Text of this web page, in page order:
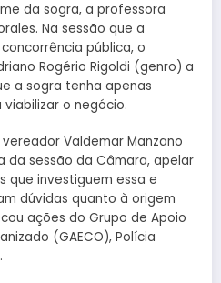
da sogra, a professora
Na sessão que a
pública, o
Rogério Rigoldi (genro) a
a sogra tenha apenas
o negócio.
Valdemar Manzano
da sessão da Câmara, apelar
que investiguem essa e
dúvidas quanto à origem
ações do Grupo de Apoio
(GAECO), Polícia